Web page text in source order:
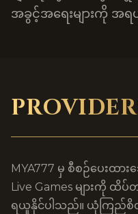
အခွင့်အရေးများကို အ
MYA777 မှ စီစဉ်ပေးထ
Live Games များကို
ရယူနိုင်ပါသည်။ ယုံကြည်စိ